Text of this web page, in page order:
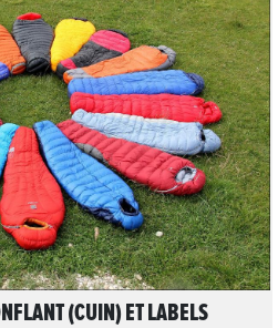
L'ARTICLE
(CUIN) ET LABELS